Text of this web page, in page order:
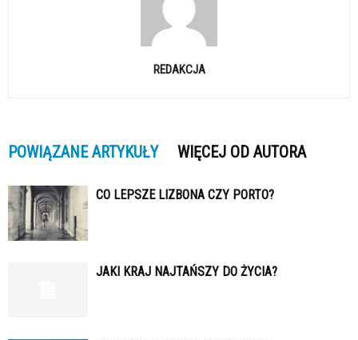
REDAKCJA
POWIĄZANE ARTYKUŁY WIĘCEJ OD AUTORA
CO LEPSZE LIZBONA CZY PORTO?
JAKI KRAJ NAJTAŃSZY DO ŻYCIA?